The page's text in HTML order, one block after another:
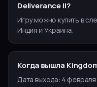
Deliverance II?
Игру можно купить в
Индия и Украина.
Когда вышла
Дата выхода: 4